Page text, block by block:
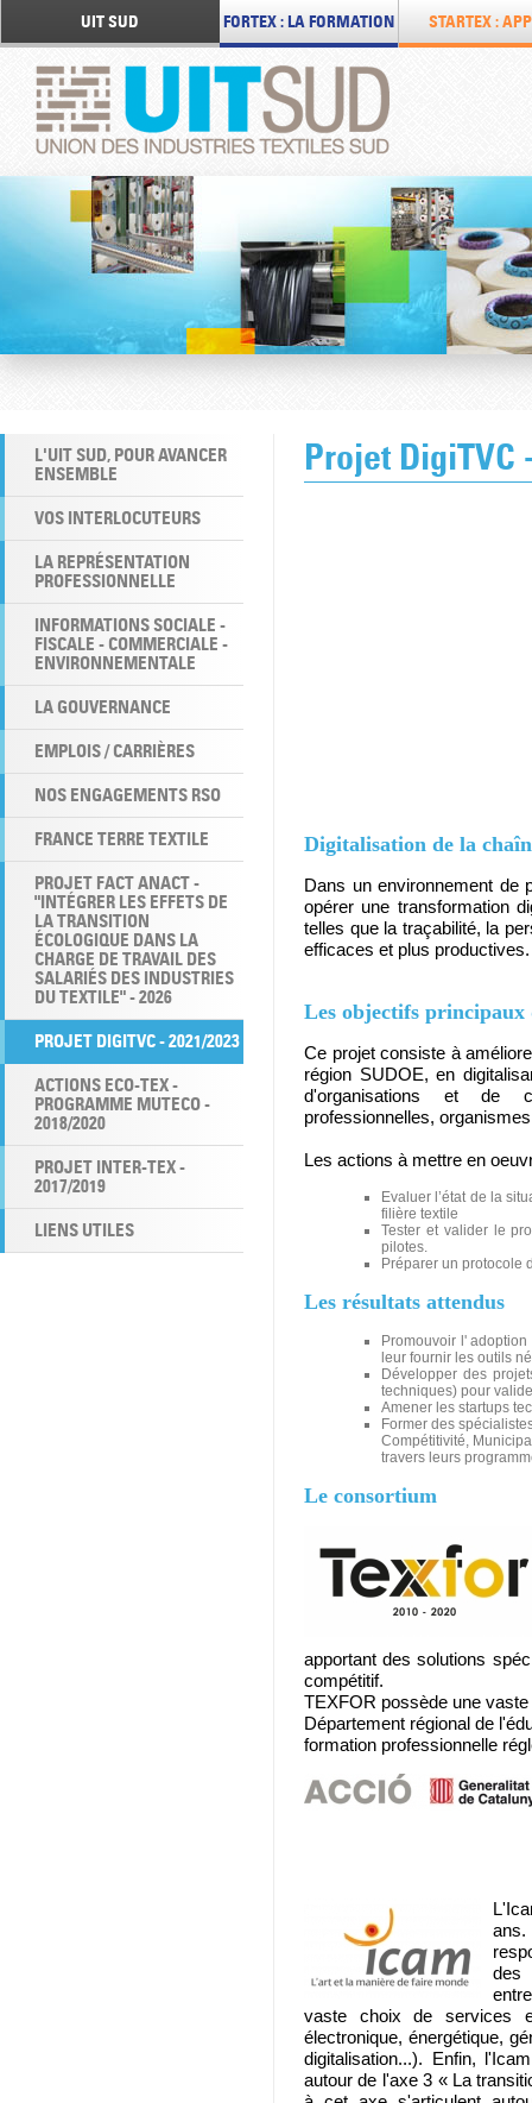
UIT SUD FORTEX : LA FORMATION STARTEX :
L'UIT SUD, POUR AVANCER
ENSEMBLE
VOS INTERLOCUTEURS
LA REPRÉSENTATION
PROFESSIONNELLE
INFORMATIONS SOCIALE -
FISCALE - COMMERCIALE -
ENVIRONNEMENTALE
LA GOUVERNANCE
EMPLOIS / CARRIÈRES
NOS ENGAGEMENTS RSO
FRANCE TERRE TEXTILE
PROJET FACT ANACT -
"INTÉGRER LES EFFETS DE
LA TRANSITION
ÉCOLOGIQUE DANS LA
CHARGE DE TRAVAIL DES
SALARIÉS DES INDUSTRIES
DU TEXTILE" - 2026
PROJET DIGITVC - 2021/2023
ACTIONS ECO-TEX -
PROGRAMME MUTECO -
2018/2020
PROJET INTER-TEX -
2017/2019
LIENS UTILES
Projet DigiTVC
Digitalisation de la
Dans un environnement de
opérer une transformation
telles que la traçabilité, la
efficaces et plus productives.
Les objectifs
Ce projet consiste à
région SUDOE, en
d'organisations et de
professionnelles,
Les actions à mettre en
Evaluer l’état de la
filière textile
Tester et valider le
pilotes.
Préparer un protocole
Les résultats attendus
Promouvoir l'
leur fournir les outils
Développer des
techniques) pour
Amener les startups
Former des
Compétitivité,
travers leurs
Le consortium
apportant des solutions
compétitif.
TEXFOR possède une
Département régional de
formation professionnelle
des
vaste choix de services
électronique, énergétique,
digitalisation...). Enfin,
autour de l'axe 3 « La